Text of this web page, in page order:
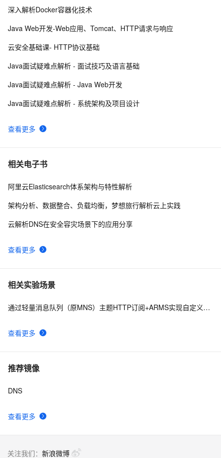
8 域名配置https时，请求无响应的解决方法
行TLS四次握手
10阿里云申请免费SSL证书https的图文教程
查看更多
深入解析Docker容器化技术
Java Web开发-Web应用、Tomcat、HTTP请求与响应
云安全基础课- HTTP协议基础
Java面试疑难点解析 - 面试技巧及语言基础
Java面试疑难点解析 - Java Web开发
Java面试疑难点解析 - 系统架构及项目设计
相关电子书
查看更多
阿里云Elasticsearch体系架构与特性解析
架构分析、数据整合、负载均衡，梦想旅行解析云上实践
云解析DNS在安全容灾场景下的应用分享
相关实验场景
查看更多
通过轻量消息队列（原MNS）主题HTTP订阅+ARMS实现自定义数据多渠道告警
推荐镜像
查看更多
DNS
关注我们： 新浪微博